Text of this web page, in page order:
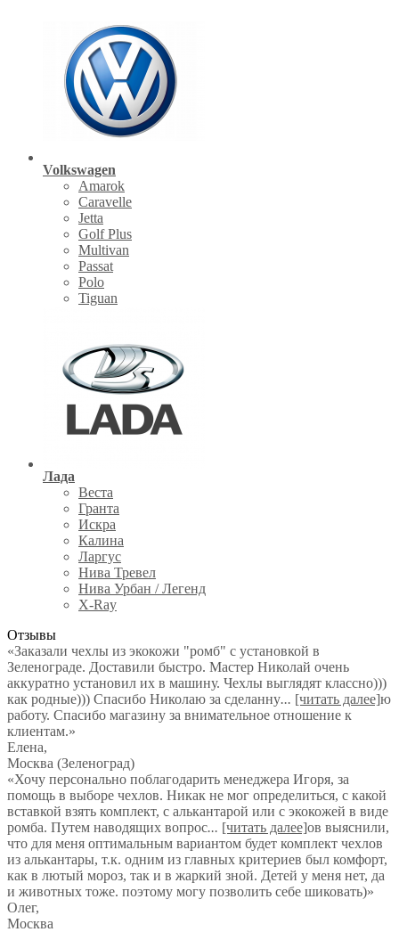
Volkswagen
Amarok
Caravelle
Jetta
Golf Plus
Multivan
Passat
Polo
Tiguan
Лада
Веста
Гранта
Искра
Калина
Ларгус
Нива Тревел
Нива Урбан / Легенд
X-Ray
Отзывы
«Заказали чехлы из экокожи "ромб" с установкой в
Зеленограде. Доставили быстро. Мастер Николай очень
аккуратно установил их в машину. Чехлы выглядят классно)))
как родные))) Спасибо Николаю за сделанну... [читать далее]ю
работу. Спасибо магазину за внимательное отношение к
клиентам.»
Елена,
Москва (Зеленоград)
«Хочу персонально поблагодарить менеджера Игоря, за
помощь в выборе чехлов. Никак не мог определиться, с какой
вставкой взять комплект, с алькантарой или с экокожей в виде
ромба. Путем наводящих вопрос... [читать далее]ов выяснили,
что для меня оптимальным вариантом будет комплект чехлов
из алькантары, т.к. одним из главных критериев был комфорт,
как в лютый мороз, так и в жаркий зной. Детей у меня нет, да
и животных тоже. поэтому могу позволить себе шиковать)»
Олег,
Москва